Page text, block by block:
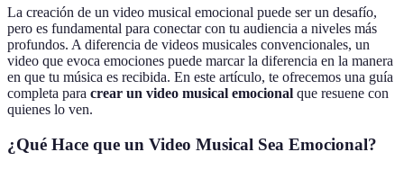
La creación de un video musical emocional puede ser un desafío,
pero es fundamental para conectar con tu audiencia a niveles más
profundos. A diferencia de videos musicales convencionales, un
video que evoca emociones puede marcar la diferencia en la manera
en que tu música es recibida. En este artículo, te ofrecemos una guía
completa para crear un video musical emocional que resuene con
quienes lo ven.
¿Qué Hace que un Video Musical Sea Emocional?